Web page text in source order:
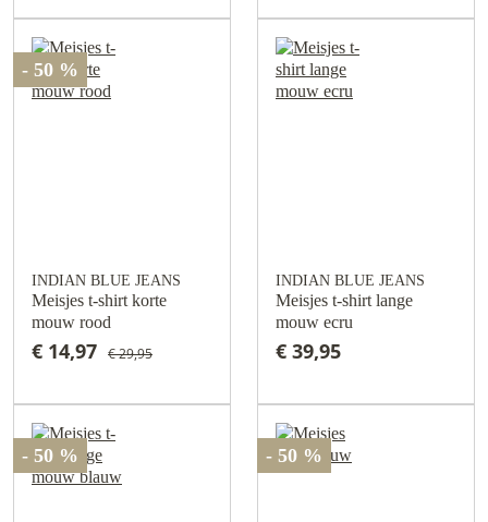
- 50 %
INDIAN BLUE JEANS
Meisjes t-shirt korte
mouw rood
€ 14,97 € 29,95
INDIAN BLUE JEANS
Meisjes t-shirt lange
mouw ecru
€ 39,95
- 50 % - 50 %